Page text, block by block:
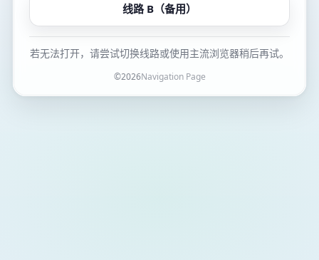
线路 B（备用）
若无法打开，请尝试切换线路或使用主流浏览器稍后再试。
©2026Navigation Page